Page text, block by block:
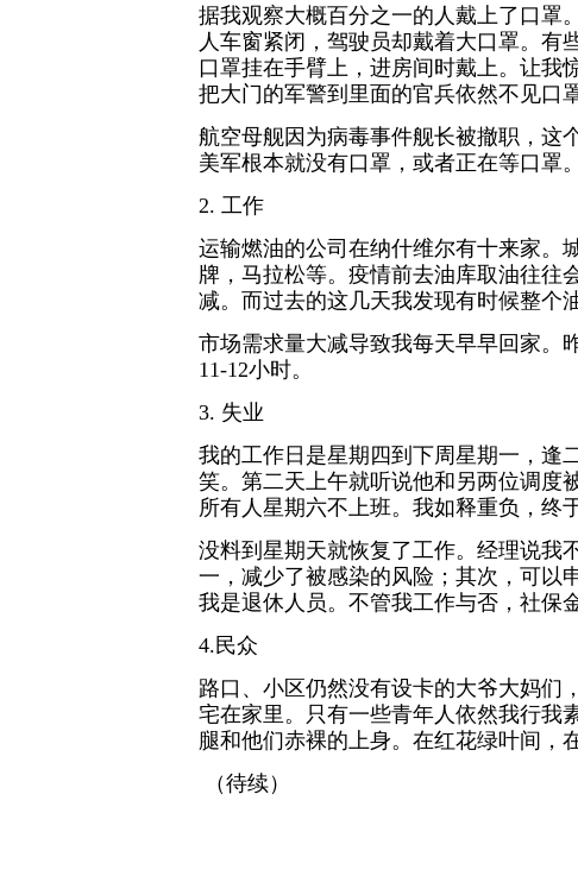
据我观察大概百分之一的人戴上了口罩
人车窗紧闭，驾驶员却戴着大口罩。有
口罩挂在手臂上，进房间时戴上。让我
把大门的军警到里面的官兵依然不见口
航空母舰因为病毒事件舰长被撤职，这
美军根本就没有口罩，或者正在等口罩。
2. 工作
运输燃油的公司在纳什维尔有十来家。
牌，马拉松等。疫情前去油库取油往往
减。而过去的这几天我发现有时候整个
市场需求量大减导致我每天早早回家。
11-12小时。
3. 失业
我的工作日是星期四到下周星期一，逢
笑。第二天上午就听说他和另两位调度
所有人星期六不上班。我如释重负，终
没料到星期天就恢复了工作。经理说我
一，减少了被感染的风险；其次，可以
我是退休人员。不管我工作与否，社保
4.民众
路口、小区仍然没有设卡的大爷大妈们
宅在家里。只有一些青年人依然我行我
腿和他们赤裸的上身。在红花绿叶间，
（待续）